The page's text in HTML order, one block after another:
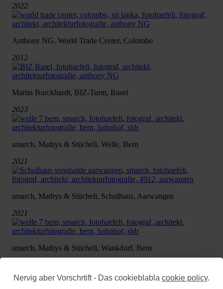
2022
Anthony NG, World Trade Center, Colombo
2012
Martin Burckhardt, BIZ-Turm, Basel
2023
smarch, Mathys & Stücheli, Welle, Bern
2021
smarch, Mathys & Stücheli, Schulhaus, Aarwangen
2021
smarch, Mathys & Stücheli, Wankdorf, Bern
Nervig aber Vorschrtift - Das cookieblabla cookie policy.